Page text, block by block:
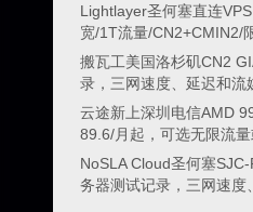
Lightlayer圣何塞直连
宽/1T流量/CN2+CMIN2/
搬瓦工美国洛杉矶CN2
录，三网速度、延迟和流
云途新上深圳电信AMD
89.6/月起，可选无限流
NoSLA Cloud圣何塞
务器测试记录，三网速